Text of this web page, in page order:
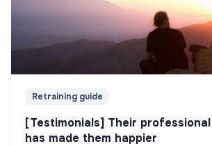
Retraining guide
[Testimonials] Their
has made them happier